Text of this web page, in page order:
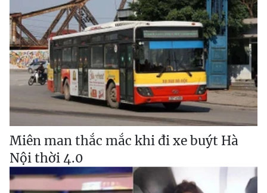
Miên man thắc mắc khi đi xe buýt Hà
Nội thời 4.0